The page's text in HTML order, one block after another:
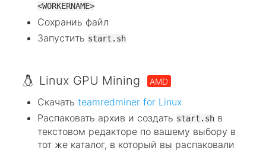
<WORKERNAME>
Сохраниь файл
Запустить start.sh
Linux GPU Mining AMD
Скачать teamredminer for Linux
Распаковать архив и создать start.sh в
текстовом редакторе по вашему выбору в
тот же каталог, в который вы распаковали